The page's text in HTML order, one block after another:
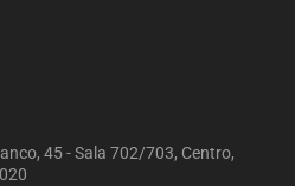
45 - Sala 702/703, Centro,